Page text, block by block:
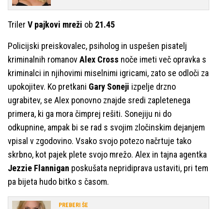
Triler V pajkovi mreži ob 21.45
Policijski preiskovalec, psiholog in uspešen pisatelj
kriminalnih romanovAlex Cross noče imeti več opravka s
kriminalci in njihovimi miselnimi igricami, zato se odloči za
upokojitev. Ko pretkani Gary Soneji izpelje drzno
ugrabitev, se Alex ponovno znajde sredi zapletenega
primera, ki ga mora čimprej rešiti. Sonejiju ni do
odkupnine, ampak bi se rad s svojim zločinskim dejanjem
vpisal v zgodovino. Vsako svojo potezo načrtuje tako
skrbno, kot pajek plete svojo mrežo. Alex in tajna agentka
Jezzie Flannigan poskušata nepridiprava ustaviti, pri tem
pa bijeta hudo bitko s časom.
PREBERI ŠE